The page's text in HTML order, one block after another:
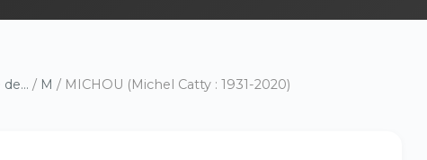
/ M / MICHOU (Michel Catty : 1931-2020)